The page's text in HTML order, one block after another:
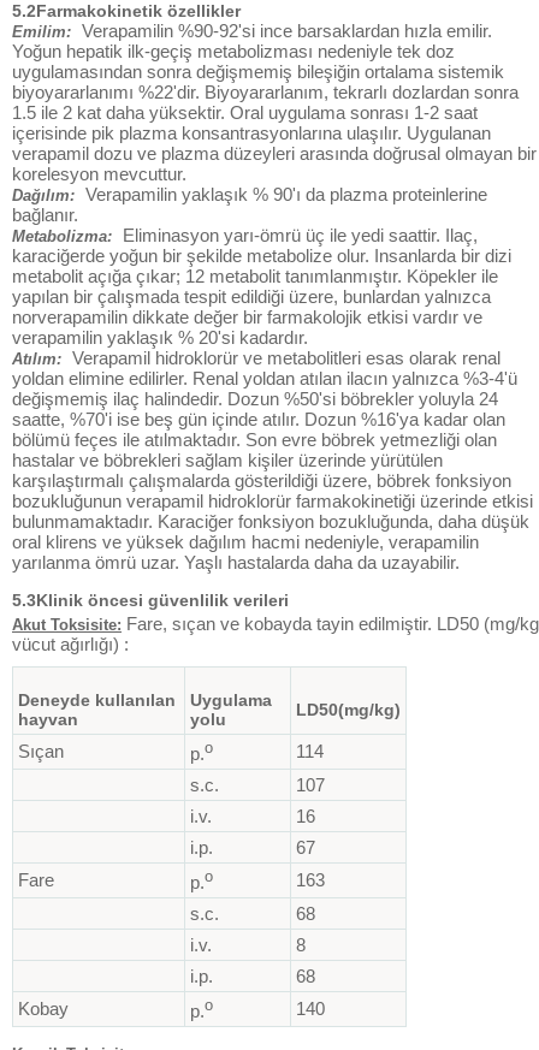
5.2Farmakokinetik özellikler
Emilim: Verapamilin %90-92'si ince barsaklardan hızla emilir.
Yoğun hepatik ilk-geçiş metabolizması nedeniyle tek doz
uygulamasından sonra değişmemiş bileşiğin ortalama sistemik
biyoyararlanımı %22'dir. Biyoyararlanım, tekrarlı dozlardan sonra
1.5 ile 2 kat daha yüksektir. Oral uygulama sonrası 1-2 saat
içerisinde pik plazma konsantrasyonlarına ulaşılır. Uygulanan
verapamil dozu ve plazma düzeyleri arasında doğrusal olmayan bir
korelesyon mevcuttur.
Dağılım: Verapamilin yaklaşık % 90'ı da plazma proteinlerine
bağlanır.
Metabolizma:
Eliminasyon yarı-ömrü üç ile yedi saattir. Ilaç,
karaciğerde yoğun bir şekilde metabolize olur. Insanlarda bir dizi
metabolit açığa çıkar; 12 metabolit tanımlanmıştır. Köpekler ile
yapılan bir çalışmada tespit edildiği üzere, bunlardan yalnızca
norverapamilin dikkate değer bir farmakolojik etkisi vardır ve
verapamilin yaklaşık % 20'si kadardır.
Atılım: Verapamil hidroklorür ve metabolitleri esas olarak renal
yoldan elimine edilirler. Renal yoldan atılan ilacın yalnızca %3-4'ü
değişmemiş ilaç halindedir. Dozun %50'si böbrekler yoluyla 24
saatte, %70'i ise beş gün içinde atılır. Dozun %16'ya kadar olan
bölümü feçes ile atılmaktadır. Son evre böbrek yetmezliği olan
hastalar ve böbrekleri sağlam kişiler üzerinde yürütülen
karşılaştırmalı çalışmalarda gösterildiği üzere, böbrek fonksiyon
bozukluğunun verapamil hidroklorür farmakokinetiği üzerinde etkisi
bulunmamaktadır. Karaciğer fonksiyon bozukluğunda, daha düşük
oral klirens ve yüksek dağılım hacmi nedeniyle, verapamilin
yarılanma ömrü uzar. Yaşlı hastalarda daha da uzayabilir.
5.3Klinik öncesi güvenlilik verileri
Akut Toksisite: Fare, sıçan ve kobayda tayin edilmiştir. LD50 (mg/kg
vücut ağırlığı) :
Deneyde kullanılan
hayvan
Uygulama
yolu
LD50(mg/kg)
Sıçan p.o
114
s.c.
107
i.v.
16
i.p.
67
Fare
p.o
163
s.c.
68
i.v.
8
i.p.
68
Kobay
p.o 140